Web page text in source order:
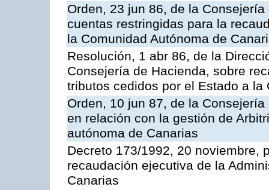
Orden, 23 jun 86, de la
cuentas restringidas para la
la Comunidad Autónoma de
Resolución, 1 abr 86, de la
Consejería de Hacienda, sobre
tributos cedidos por el Estado a
Orden, 10 jun 87, de la
en relación con la gestión de
autónoma de Canarias
Decreto 173/1992, 20 noviembre,
recaudación ejecutiva de la
Canarias